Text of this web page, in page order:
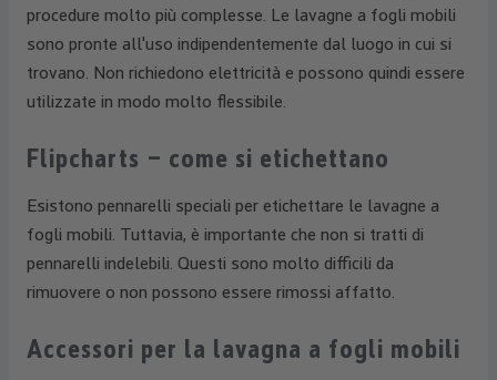
procedure molto più complesse. Le lavagne a fogli mobili
sono pronte all'uso indipendentemente dal luogo in cui si
trovano. Non richiedono elettricità e possono quindi essere
utilizzate in modo molto flessibile.
Flipcharts – come si etichettano
Esistono pennarelli speciali per etichettare le lavagne a
fogli mobili. Tuttavia, è importante che non si tratti di
pennarelli indelebili. Questi sono molto difficili da
rimuovere o non possono essere rimossi affatto.
Accessori per la lavagna a fogli mobili